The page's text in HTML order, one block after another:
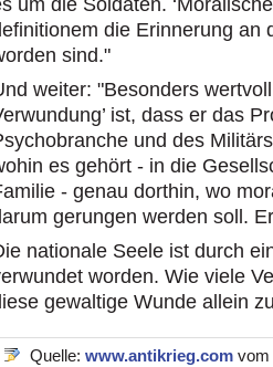
um die Soldaten.
die Erinnerung an
sind."
weiter: "Besonders
ist, dass er das
und des
es gehört - in die
- genau dorthin, wo
gerungen werden soll.
nationale Seele ist durch
worden. Wie viele
gewaltige Wunde allein
Quelle: www.antikrieg.com vom